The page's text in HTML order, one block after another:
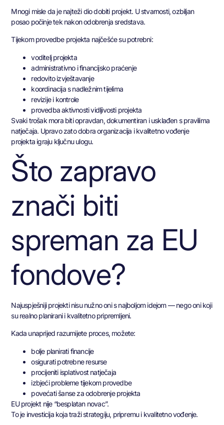
Mnogi misle da je najteži dio dobiti projekt. U stvarnosti, ozbiljan
posao počinje tek nakon odobrenja sredstava.
Tijekom provedbe projekta najčešće su potrebni:
voditelj projekta
administrativno i financijsko praćenje
redovito izvještavanje
koordinacija s nadležnim tijelima
revizije i kontrole
provedba aktivnosti vidljivosti projekta
Svaki trošak mora biti opravdan, dokumentiran i usklađen s pravilima
natječaja. Upravo zato dobra organizacija i kvalitetno vođenje
projekta igraju ključnu ulogu.
Što zapravo
znači biti
spreman za EU
fondove?
Najuspješniji projekti nisu nužno oni s najboljom idejom — nego oni koji
su realno planirani i kvalitetno pripremljeni.
Kada unaprijed razumijete proces, možete:
bolje planirati financije
osigurati potrebne resurse
procijeniti isplativost natječaja
izbjeći probleme tijekom provedbe
povećati šanse za odobrenje projekta
EU projekt nije “besplatan novac”.
To je investicija koja traži strategiju, pripremu i kvalitetno vođenje.